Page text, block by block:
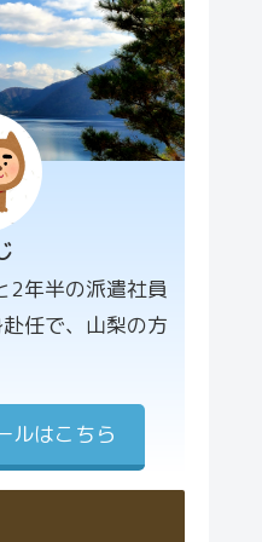
2年半の派遣社員
任で、山梨の方
ルはこちら